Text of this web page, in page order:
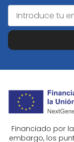
Financiado por la
embargo, los